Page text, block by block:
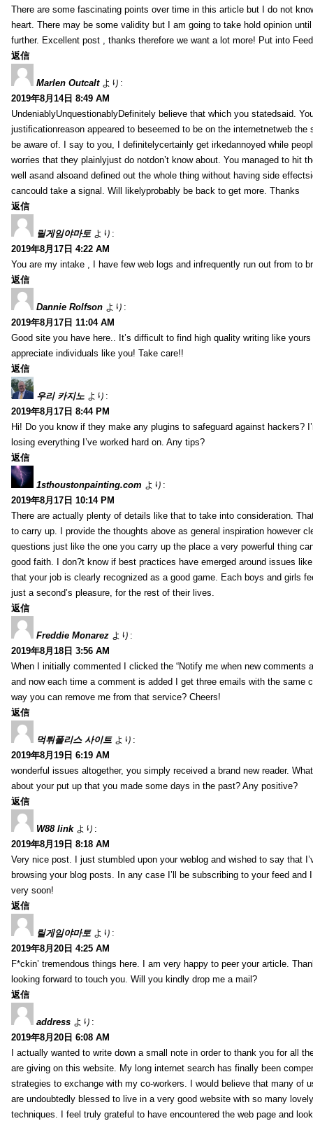
There are some fascinating points over time in this article but I do not
heart. There may be some validity but I am going to take hold opinion
further. Excellent post , thanks therefore we want a lot more! Put into
返信
Marlen Outcalt より:
2019年8月14日 8:49 AM
UndeniablyUnquestionablyDefinitely believe that which you statedsaid.
justificationreason appeared to beseemed to be on the internetnetweb
be aware of. I say to you, I definitelycertainly get irkedannoyed while
worries that they plainlyjust do notdon’t know about. You managed to hit
well asand alsoand defined out the whole thing without having side
cancould take a signal. Will likelyprobably be back to get more. Thanks
返信
릴게임야마토 より:
2019年8月17日 4:22 AM
You are my intake , I have few web logs and infrequently run out from to
返信
Dannie Rolfson より:
2019年8月17日 11:04 AM
Good site you have here.. It’s difficult to find high quality writing like
appreciate individuals like you! Take care!!
返信
우리 카지노 より:
2019年8月17日 8:44 PM
Hi! Do you know if they make any plugins to safeguard against hackers?
losing everything I’ve worked hard on. Any tips?
返信
1sthoustonpainting.com より:
2019年8月17日 10:14 PM
There are actually plenty of details like that to take into consideration.
to carry up. I provide the thoughts above as general inspiration however
questions just like the one you carry up the place a very powerful thing
good faith. I don?t know if best practices have emerged around issues
that your job is clearly recognized as a good game. Each boys and girls
just a second’s pleasure, for the rest of their lives.
返信
Freddie Monarez より:
2019年8月18日 3:56 AM
When I initially commented I clicked the “Notify me when new comments
and now each time a comment is added I get three emails with the same
way you can remove me from that service? Cheers!
返信
먹튀폴리스 사이트 より:
2019年8月19日 6:19 AM
wonderful issues altogether, you simply received a brand new reader.
about your put up that you made some days in the past? Any positive?
返信
W88 link より:
2019年8月19日 8:18 AM
Very nice post. I just stumbled upon your weblog and wished to say that
browsing your blog posts. In any case I’ll be subscribing to your feed and
very soon!
返信
릴게임야마토 より:
2019年8月20日 4:25 AM
F*ckin’ tremendous things here. I am very happy to peer your article.
looking forward to touch you. Will you kindly drop me a mail?
返信
address より:
2019年8月20日 6:08 AM
I actually wanted to write down a small note in order to thank you for all
are giving on this website. My long internet search has finally been
strategies to exchange with my co-workers. I would believe that many of
are undoubtedly blessed to live in a very good website with so many
techniques. I feel truly grateful to have encountered the web page and